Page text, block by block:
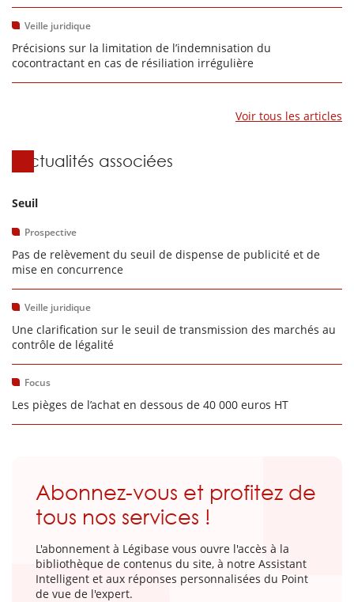
Veille juridique
Précisions sur la limitation de l’indemnisation du
cocontractant en cas de résiliation irrégulière
Voir tous les articles
Actualités associées
Seuil
Prospective
Pas de relèvement du seuil de dispense de publicité et de
mise en concurrence
Veille juridique
Une clarification sur le seuil de transmission des marchés au
contrôle de légalité
Focus
Les pièges de l’achat en dessous de 40 000 euros HT
Abonnez-vous et profitez de
tous nos services !
L'abonnement à Légibase vous ouvre l'accès à la
bibliothèque de contenus du site, à notre Assistant
Intelligent et aux réponses personnalisées du Point
de vue de l'expert.